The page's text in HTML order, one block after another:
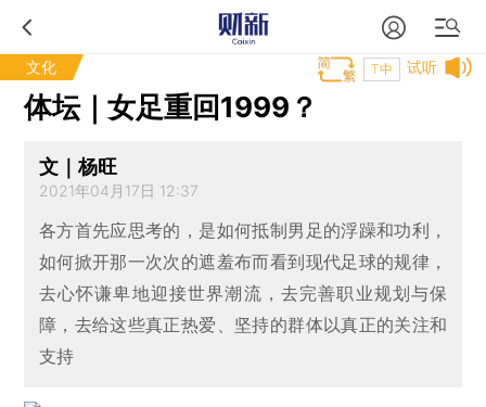
文化 试听
T中
体坛｜女足重回1999？
文｜杨旺
2021年04月17日 12:37
各方首先应思考的，是如何抵制男足的浮躁和功利，
如何掀开那一次次的遮羞布而看到现代足球的规律，
去心怀谦卑地迎接世界潮流，去完善职业规划与保
障，去给这些真正热爱、坚持的群体以真正的关注和
支持